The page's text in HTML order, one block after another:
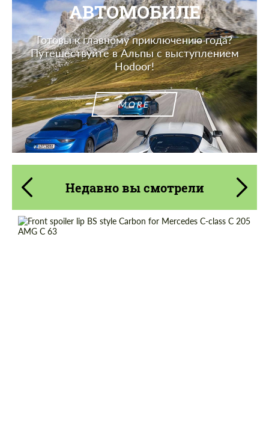
АВТОМОБИЛЕ
Готовы к главному приключению года?
Путешествуйте в Альпы с выступлением
Hodoor!
MORE
Недавно вы смотрели